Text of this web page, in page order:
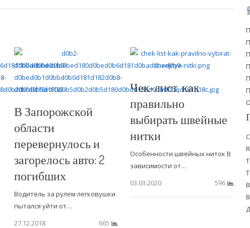
В Запорожской
области
перевернулось и
загорелось авто: 2
погибших
Водитель за рулем легковушки
пытался уйти от…
27.12.2018
665
Чек-лист, как
правильно
выбирать швейные
нитки
Особенности швейных ниток В
зависимости от…
03.03.2020
596